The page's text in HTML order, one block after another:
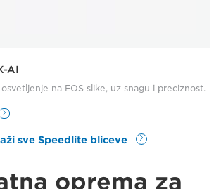
AI
na EOS slike, uz snagu i preciznost.
sve Speedlite bliceve
oprema za